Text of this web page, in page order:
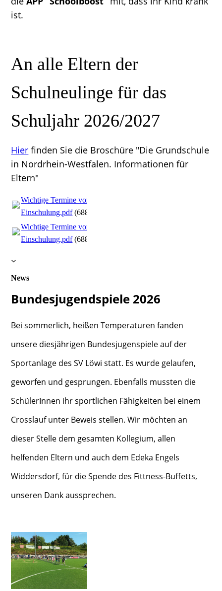
ist.
An alle Eltern der
Schulneulinge für das
Schuljahr 2026/2027
Hier finden Sie die Broschüre "Die Grundschule
in Nordrhein-Westfalen. Informationen für
Eltern"
Wichtige Termine vor der
Einschulung.pdf(688.34KB)
Wichtige Termine vor der
Einschulung.pdf(688.34KB)
News
Bundesjugendspiele 2026
Bei sommerlich, heißen Temperaturen fanden
unsere diesjährigen Bundesjugenspiele auf der
Sportanlage des SV Löwi statt. Es wurde gelaufen,
geworfen und gesprungen. Ebenfalls mussten die
SchülerInnen ihr sportlichen Fähigkeiten bei einem
Crosslauf unter Beweis stellen. Wir möchten an
dieser Stelle dem gesamten Kollegium, allen
helfenden Eltern und auch dem Edeka Engels
Widdersdorf, für die Spende des Fittness-Buffetts,
unseren Dank aussprechen.